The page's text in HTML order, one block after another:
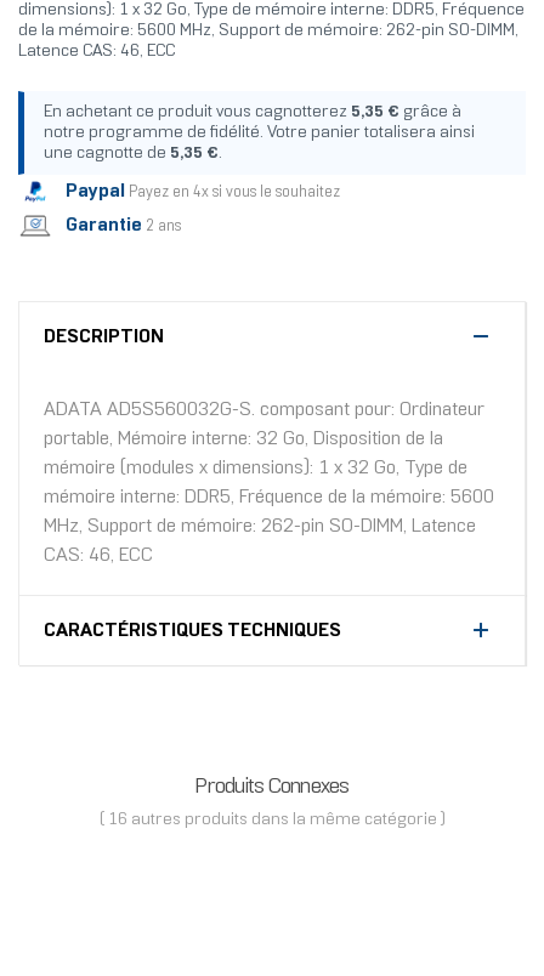
dimensions): 1 x 32 Go, Type de mémoire interne: DDR5, Fréquence
de la mémoire: 5600 MHz, Support de mémoire: 262-pin SO-DIMM,
Latence CAS: 46, ECC
En achetant ce produit vous cagnotterez 5,35 € grâce à
notre programme de fidélité. Votre panier totalisera ainsi
une cagnotte de 5,35 €.
Paypal Payez en 4x si vous le souhaitez
Garantie 2 ans
DESCRIPTION
ADATA AD5S560032G-S. composant pour: Ordinateur
portable, Mémoire interne: 32 Go, Disposition de la
mémoire (modules x dimensions): 1 x 32 Go, Type de
mémoire interne: DDR5, Fréquence de la mémoire: 5600
MHz, Support de mémoire: 262-pin SO-DIMM, Latence
CAS: 46, ECC
CARACTÉRISTIQUES TECHNIQUES
Produits Connexes
( 16 autres produits dans la même catégorie )